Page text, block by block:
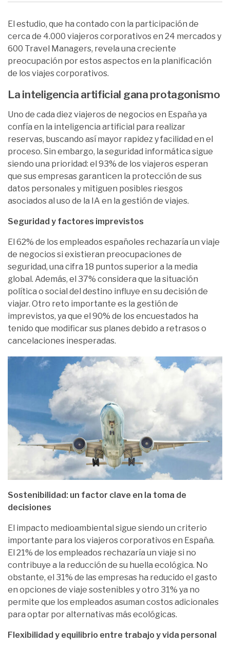
El estudio, que ha contado con la participación de
cerca de 4.000 viajeros corporativos en 24 mercados y
600 Travel Managers, revela una creciente
preocupación por estos aspectos en la planificación
de los viajes corporativos.
La inteligencia artificial gana protagonismo
Uno de cada diez viajeros de negocios en España ya
confía en la inteligencia artificial para realizar
reservas, buscando así mayor rapidez y facilidad en el
proceso. Sin embargo, la seguridad informática sigue
siendo una prioridad: el 93% de los viajeros esperan
que sus empresas garanticen la protección de sus
datos personales y mitiguen posibles riesgos
asociados al uso de la IA en la gestión de viajes.
Seguridad y factores imprevistos
El 62% de los empleados españoles rechazaría un viaje
de negocios si existieran preocupaciones de
seguridad, una cifra 18 puntos superior a la media
global. Además, el 37% considera que la situación
política o social del destino influye en su decisión de
viajar. Otro reto importante es la gestión de
imprevistos, ya que el 90% de los encuestados ha
tenido que modificar sus planes debido a retrasos o
cancelaciones inesperadas.
Sostenibilidad: un factor clave en la toma de
decisiones
El impacto medioambiental sigue siendo un criterio
importante para los viajeros corporativos en España.
El 21% de los empleados rechazaría un viaje si no
contribuye a la reducción de su huella ecológica. No
obstante, el 31% de las empresas ha reducido el gasto
en opciones de viaje sostenibles y otro 31% ya no
permite que los empleados asuman costos adicionales
para optar por alternativas más ecológicas.
Flexibilidad y equilibrio entre trabajo y vida personal